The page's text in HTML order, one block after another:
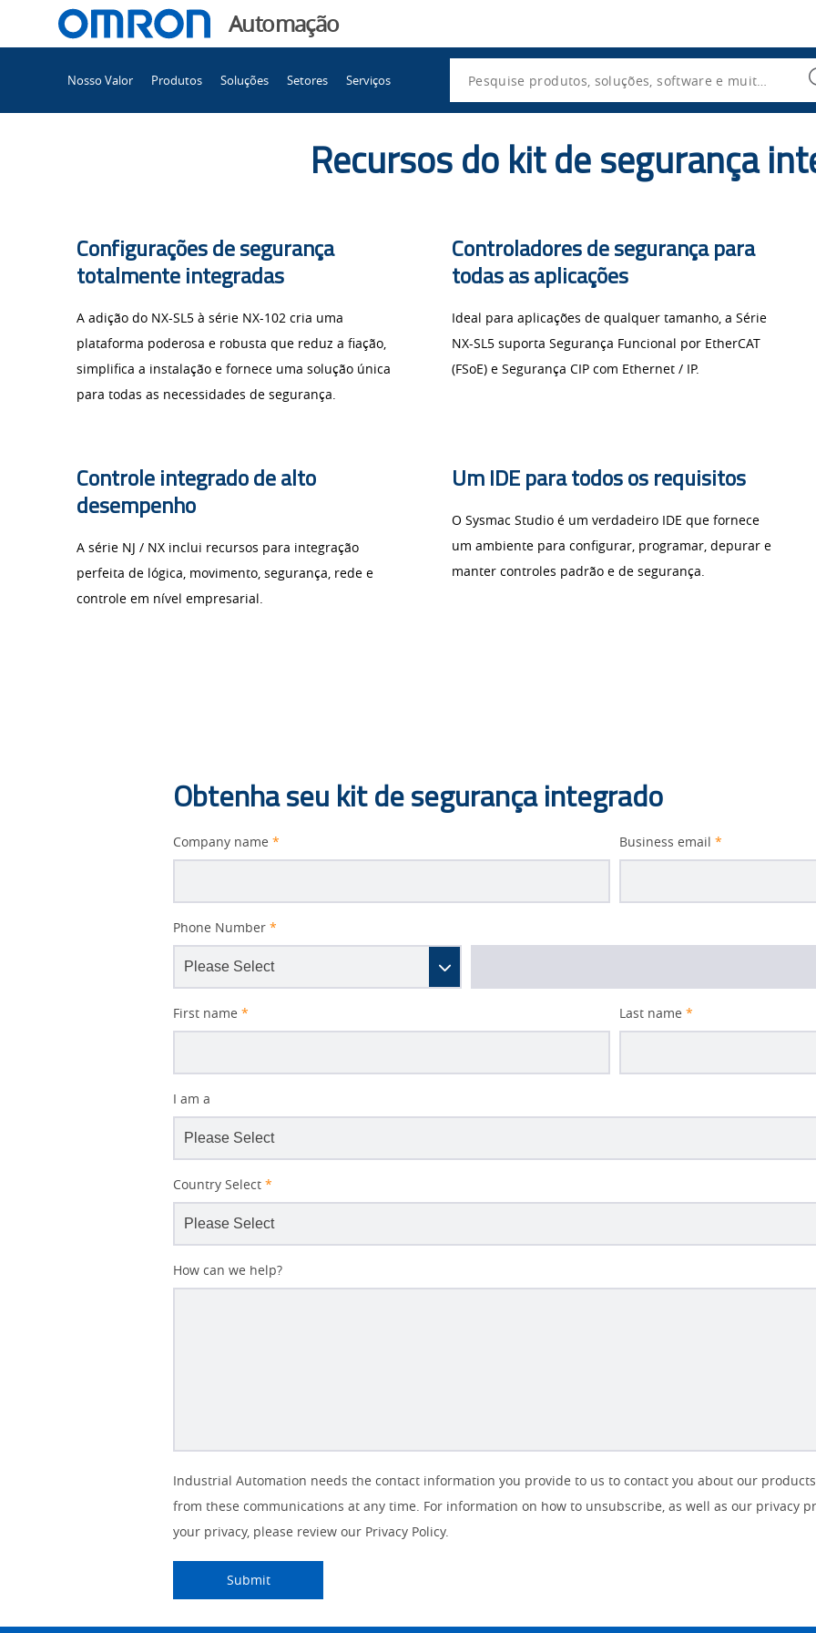
the
Automação
Navigation
Nosso Valor Produtos Soluções Setores Serviços
Search
Demonstração
segurança
integrado
Sysmac
Recursos do kit de segurança
Configurações de segurança
totalmente integradas
A adição do NX-SL5 à série NX-102 cria uma
plataforma poderosa e robusta que reduz a fiação,
simplifica a instalação e fornece uma solução única
para todas as necessidades de segurança.
Controladores de segurança para
todas as aplicações
Ideal para aplicações de qualquer tamanho, a Série
NX-SL5 suporta Segurança Funcional por EtherCAT
(FSoE) e Segurança CIP com Ethernet / IP.
Controle integrado de alto
desempenho
A série NJ / NX inclui recursos para integração
perfeita de lógica, movimento, segurança, rede e
controle em nível empresarial.
Um IDE para todos os requisitos
O Sysmac Studio é um verdadeiro IDE que fornece
um ambiente para configurar, programar, depurar e
manter controles padrão e de segurança.
Obtenha seu kit de segurança integrado
Company name * Business email *
Phone Number *
First name * Last name *
I am a
Better
Subject
Country Select *
How can we help?
Solutions Interest
IO Link
Lead
Source
Detail
Status
Opt-in
Marketing
No
Other
Lead
Source
Industry
Job
Title
Job
Role
Industrial Automation needs the contact information you provide to us to contact you about our
from these communications at any time. For information on how to unsubscribe, as well as our privacy
your privacy, please review our Privacy Policy.
Submit